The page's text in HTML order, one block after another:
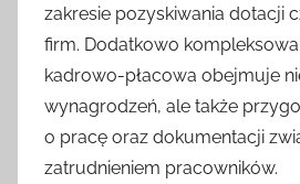
zakresie pozyskiwania dotacji
firm. Dodatkowo kompleksowa
kadrowo-płacowa obejmuje
wynagrodzeń, ale także
o pracę oraz dokumentacji
zatrudnieniem pracowników.